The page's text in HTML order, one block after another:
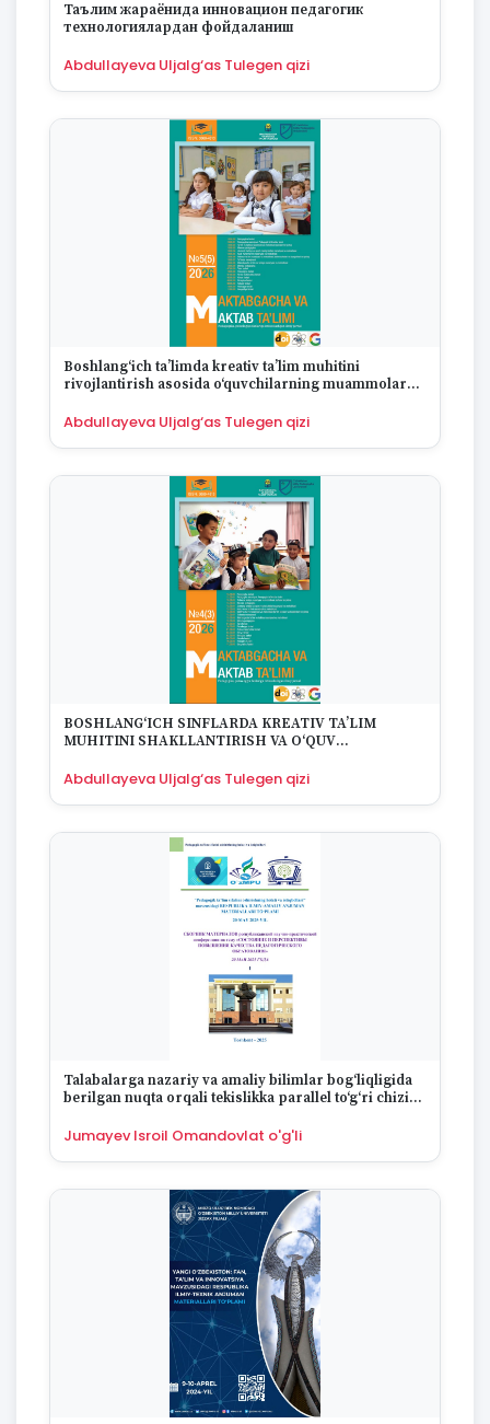
Таълим жараёнида инновацион педагогик
технологиялардан фойдаланиш
Abdullayeva Uljalg‘as Tulegen qizi
Boshlang‘ich ta’limda kreativ ta’lim muhitini
rivojlantirish asosida o‘quvchilarning muammolarni
Abdullayeva Uljalg‘as Tulegen qizi
BOSHLANG‘ICH SINFLARDA KREATIV TA’LIM
MUHITINI SHAKLLANTIRISH VA O‘QUV
Abdullayeva Uljalg‘as Tulegen qizi
Talabalarga nazariy va amaliy bilimlar bog‘liqligida
berilgan nuqta orqali tekislikka parallel to‘g‘ri chiziq
Jumayev Isroil Omandovlat o'g'li